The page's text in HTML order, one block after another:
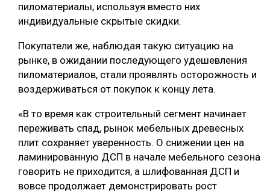
КОМПЛЕКСНАЯ ПЕРЕРАБОТКА
ЛЕСОПИЛЕНИЕ
ДЕРЕВЯННОЕ ДОМОСТРОЕНИЕ
СОРТИРОВКА ДРЕВЕСИНЫ
СУШКА ДРЕВЕСИНЫ
МЕБЕЛЬНОЕ ПРОИЗВОДСТВО
пиломатериалы, используя вместо них
индивидуальные скрытые скидки.
Покупатели же, наблюдая такую ситуацию на
рынке, в ожидании последующего удешевления
пиломатериалов, стали проявлять осторожность и
воздерживаться от покупок к концу лета.
«В то время как строительный сегмент начинает
переживать спад, рынок мебельных древесных
плит сохраняет уверенность. О снижении цен на
ламинированную ДСП в начале мебельного сезона
говорить не приходится, а шлифованная ДСП и
вовсе продолжает демонстрировать рост